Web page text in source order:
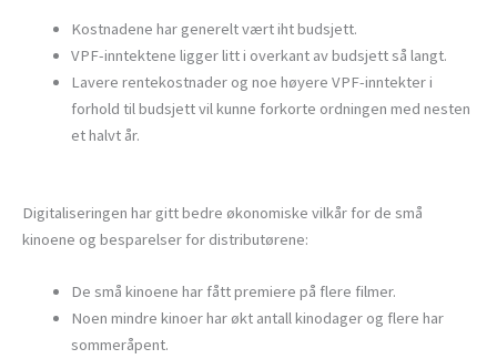
Kostnadene har generelt vært iht budsjett.
VPF-inntektene ligger litt i overkant av budsjett så langt.
Lavere rentekostnader og noe høyere VPF-inntekter i
forhold til budsjett vil kunne forkorte ordningen med nesten
et halvt år.
Digitaliseringen har gitt bedre økonomiske vilkår for de små
kinoene og besparelser for distributørene:
De små kinoene har fått premiere på flere filmer.
Noen mindre kinoer har økt antall kinodager og flere har
sommeråpent.